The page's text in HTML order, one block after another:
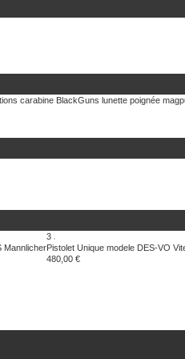
carabine BlackGuns lunette poignée
Mannlicher
3
Pistolet Unique modele DES-VO
480,00 €